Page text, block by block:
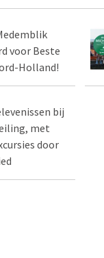
voor Beste
Holland!
bij
met
door